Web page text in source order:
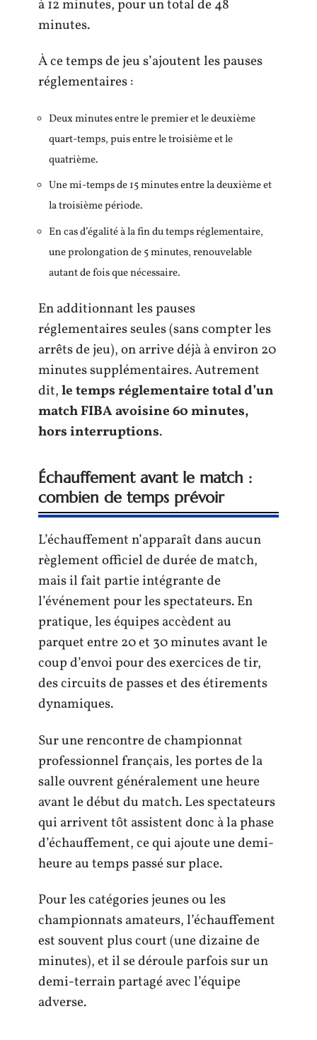
à 12 minutes, pour un total de 48
minutes.
À ce temps de jeu s’ajoutent les pauses
réglementaires :
Deux minutes entre le premier et le deuxième
quart-temps, puis entre le troisième et le
quatrième.
Une mi-temps de 15 minutes entre la deuxième et
la troisième période.
En cas d’égalité à la fin du temps réglementaire,
une prolongation de 5 minutes, renouvelable
autant de fois que nécessaire.
En additionnant les pauses
réglementaires seules (sans compter les
arrêts de jeu), on arrive déjà à environ 20
minutes supplémentaires. Autrement
dit,le temps réglementaire total d’un
match FIBA avoisine 60 minutes,
hors interruptions.
Échauffement avant le match :
combien de temps prévoir
L’échauffement n’apparaît dans aucun
règlement officiel de durée de match,
mais il fait partie intégrante de
l’événement pour les spectateurs. En
pratique, les équipes accèdent au
parquet entre 20 et 30 minutes avant le
coup d’envoi pour des exercices de tir,
des circuits de passes et des étirements
dynamiques.
Sur une rencontre de championnat
professionnel français, les portes de la
salle ouvrent généralement une heure
avant le début du match. Les spectateurs
qui arrivent tôt assistent donc à la phase
d’échauffement, ce qui ajoute une demi-
heure au temps passé sur place.
Pour les catégories jeunes ou les
championnats amateurs, l’échauffement
est souvent plus court (une dizaine de
minutes), et il se déroule parfois sur un
demi-terrain partagé avec l’équipe
adverse.